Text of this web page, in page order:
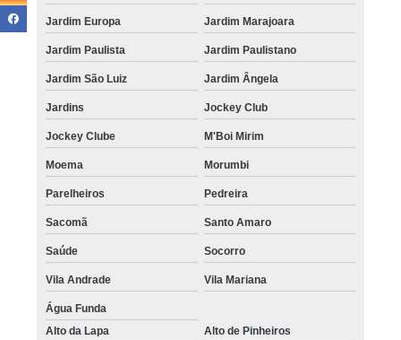
Jardim Europa Jardim Marajoara
Jardim Paulista Jardim Paulistano
Jardim São Luiz Jardim Ângela
Jardins Jockey Club
Jockey Clube M'Boi Mirim
Moema Morumbi
Parelheiros Pedreira
Sacomã Santo Amaro
Saúde Socorro
Vila Andrade Vila Mariana
Água Funda
Alto da Lapa
Alto de Pinheiros